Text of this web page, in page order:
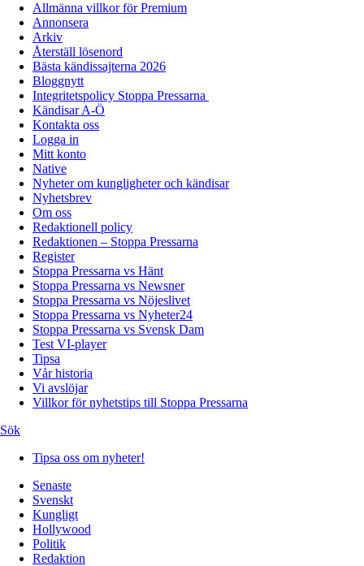
Allmänna villkor för Premium
Annonsera
Arkiv
Återställ lösenord
Bästa kändissajterna 2026
Bloggnytt
Integritetspolicy Stoppa Pressarna
Kändisar A-Ö
Kontakta oss
Logga in
Mitt konto
Native
Nyheter om kungligheter och kändisar
Nyhetsbrev
Om oss
Redaktionell policy
Redaktionen – Stoppa Pressarna
Register
Stoppa Pressarna vs Hänt
Stoppa Pressarna vs Newsner
Stoppa Pressarna vs Nöjeslivet
Stoppa Pressarna vs Nyheter24
Stoppa Pressarna vs Svensk Dam
Test VI-player
Tipsa
Vår historia
Vi avslöjar
Villkor för nyhetstips till Stoppa Pressarna
Sök
Tipsa oss om nyheter!
Senaste
Svenskt
Kungligt
Hollywood
Politik
Redaktion